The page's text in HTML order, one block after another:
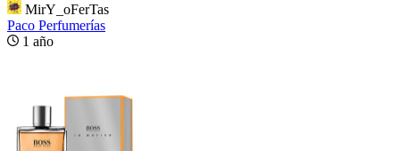
MirY_oFerTas
Paco Perfumerías
1 año